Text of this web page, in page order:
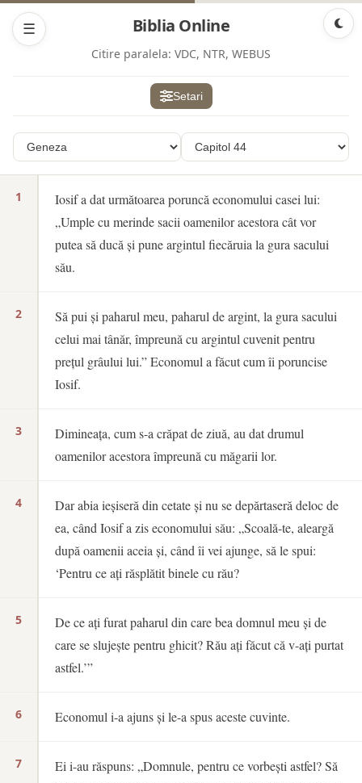
☰ Biblia Online
Citire paralela: VDC, NTR, WEBUS
Setari
1
2
3
4
5
6
7
Iosif a dat următoarea poruncă economului casei lui:
„Umple cu merinde sacii oamenilor acestora cât vor
putea să ducă și pune argintul fiecăruia la gura sacului
său.
Să pui și paharul meu, paharul de argint, la gura sacului
celui mai tânăr, împreună cu argintul cuvenit pentru
prețul grâului lui.” Economul a făcut cum îi poruncise
Iosif.
Dimineața, cum s-a crăpat de ziuă, au dat drumul
oamenilor acestora împreună cu măgarii lor.
Dar abia ieșiseră din cetate și nu se depărtaseră deloc de
ea, când Iosif a zis economului său: „Scoală-te, aleargă
după oamenii aceia și, când îi vei ajunge, să le spui:
‘Pentru ce ați răsplătit binele cu rău?
De ce ați furat paharul din care bea domnul meu și de
care se slujește pentru ghicit? Rău ați făcut că v-ați purtat
astfel.’”
Economul i-a ajuns și le-a spus aceste cuvinte.
Ei i-au răspuns: „Domnule, pentru ce vorbești astfel? Să